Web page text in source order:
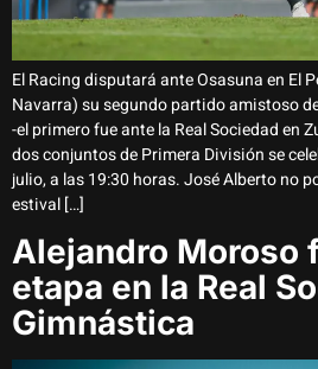
El Racing disputará ante Osasuna en El
Navarra) su segundo partido amistoso
-el primero fue ante la Real Sociedad en
dos conjuntos de Primera División se
julio, a las 19:30 horas. José Alberto no
estival […]
Alejandro Moroso
etapa en la Real
Gimnástica